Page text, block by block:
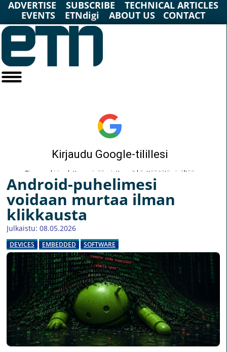
ADVERTISE SUBSCRIBE
TECHNICAL ARTICLES
EVENTS
ETNdigi ABOUT US CONTACT
Android-puhelimesi
voidaan murtaa ilman
klikkausta
Julkaistu: 08.05.2026
DEVICES EMBEDDED SOFTWARE